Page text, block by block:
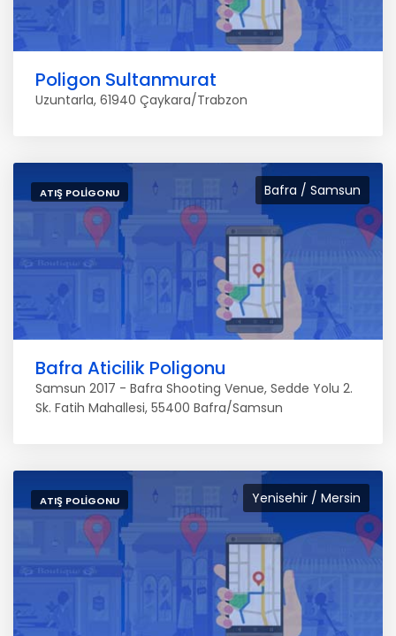
Poligon Sultanmurat
Uzuntarla, 61940 Çaykara/Trabzon
Bafra / Samsun
ATIŞ POLIGONU
Bafra Aticilik Poligonu
Samsun 2017 - Bafra Shooting Venue, Sedde Yolu 2.
Sk. Fatih Mahallesi, 55400 Bafra/Samsun
Yenisehir / Mersin
ATIŞ POLIGONU